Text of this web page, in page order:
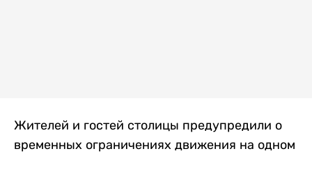
Жителей и гостей столицы предупредили о
временных ограничениях движения на одном